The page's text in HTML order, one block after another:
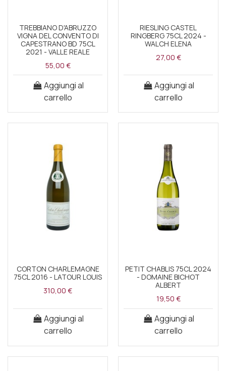
TREBBIANO D'ABRUZZO
VIGNA DEL CONVENTO DI
CAPESTRANO BD 75CL
2021 - VALLE REALE
55,00 €
Aggiungi al
carrello
RIESLING CASTEL
RINGBERG 75CL 2024 -
WALCH ELENA
27,00 €
Aggiungi al
carrello
CORTON CHARLEMAGNE
75CL 2016 - LATOUR LOUIS
310,00 €
Aggiungi al
carrello
PETIT CHABLIS 75CL 2024
- DOMAINE BICHOT
ALBERT
19,50 €
Aggiungi al
carrello